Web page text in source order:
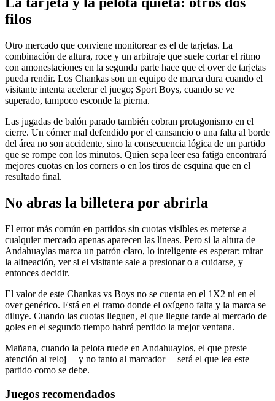
filos
Otro mercado que conviene monitorear es el de tarjetas. La
combinación de altura, roce y un arbitraje que suele cortar el ritmo
con amonestaciones en la segunda parte hace que el over de tarjetas
pueda rendir. Los Chankas son un equipo de marca dura cuando el
visitante intenta acelerar el juego; Sport Boys, cuando se ve
superado, tampoco esconde la pierna.
Las jugadas de balón parado también cobran protagonismo en el
cierre. Un córner mal defendido por el cansancio o una falta al borde
del área no son accidente, sino la consecuencia lógica de un partido
que se rompe con los minutos. Quien sepa leer esa fatiga encontrará
mejores cuotas en los corners o en los tiros de esquina que en el
resultado final.
No abras la billetera por abrirla
El error más común en partidos sin cuotas visibles es meterse a
cualquier mercado apenas aparecen las líneas. Pero si la altura de
Andahuaylas marca un patrón claro, lo inteligente es esperar: mirar
la alineación, ver si el visitante sale a presionar o a cuidarse, y
entonces decidir.
El valor de este Chankas vs Boys no se cuenta en el 1X2 ni en el
over genérico. Está en el tramo donde el oxígeno falta y la marca se
diluye. Cuando las cuotas lleguen, el que llegue tarde al mercado de
goles en el segundo tiempo habrá perdido la mejor ventana.
Mañana, cuando la pelota ruede en Andahuaylos, el que preste
atención al reloj —y no tanto al marcador— será el que lea este
partido como se debe.
Juegos recomendados